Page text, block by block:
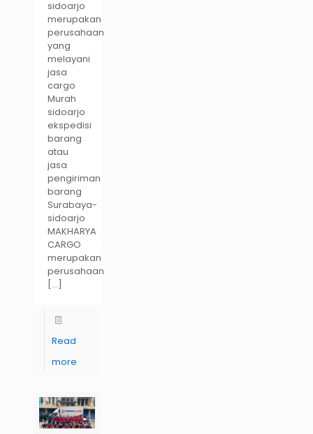
sidoarjo
merupakan
perusahaan
yang
melayani
jasa
cargo
Murah
sidoarjo
ekspedisi
barang
atau
jasa
pengiriman
barang
Surabaya-
sidoarjo
MAKHARYA
CARGO
merupakan
perusahaan
[…]
Read
more